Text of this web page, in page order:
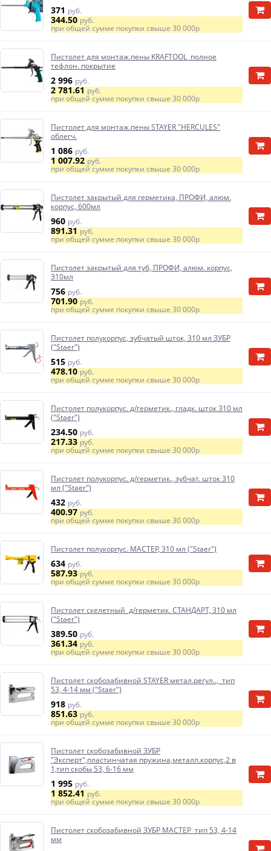
371 руб.
344.50руб.
при общей сумме покупки свыше 30 000р
Пистолет для монтаж.пены KRAFTOOL полное
тефлон. покрытие
2 996 руб.
2 781.61руб.
при общей сумме покупки свыше 30 000р
Пистолет для монтаж.пены STAYER "HERCULES"
облегч.
1 086 руб.
1 007.92руб.
при общей сумме покупки свыше 30 000р
Пистолет закрытый для герметика, ПРОФИ, алюм.
корпус, 600мл
960 руб.
891.31руб.
при общей сумме покупки свыше 30 000р
Пистолет закрытый для туб, ПРОФИ, алюм. корпус,
310мл
756 руб.
701.90руб.
при общей сумме покупки свыше 30 000р
Пистолет полукорпус, зубчатый шток, 310 мл ЗУБР
("Staer")
515 руб.
478.10руб.
при общей сумме покупки свыше 30 000р
Пистолет полукорпус. д/герметик., гладк. шток 310 мл
("Staer")
234.50 руб.
217.33руб.
при общей сумме покупки свыше 30 000р
Пистолет полукорпус. д/герметик., зубчат. шток 310
мл ("Staer")
432 руб.
400.97руб.
при общей сумме покупки свыше 30 000р
Пистолет полукорпус. МАСТЕР, 310 мл ("Staer")
634 руб.
587.93руб.
при общей сумме покупки свыше 30 000р
Пистолет скелетный д/герметик. СТАНДАРТ, 310 мл
("Staer")
389.50 руб.
361.34руб.
при общей сумме покупки свыше 30 000р
Пистолет скобозабивной STAYER метал.регул.., тип
53, 4-14 мм ("Staer")
918 руб.
851.63руб.
при общей сумме покупки свыше 30 000р
Пистолет скобозабивной ЗУБР
"Эксперт",пластинчатая пружина,металл.корпус,2 в
1,тип скобы 53, 6-16 мм
1 995 руб.
1 852.41руб.
при общей сумме покупки свыше 30 000р
Пистолет скобозабивной ЗУБР МАСТЕР тип 53, 4-14
мм